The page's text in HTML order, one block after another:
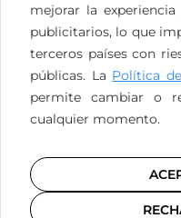
Privacidad
mejorar la
publicitarios, lo que
terceros países con
públicas. La Política
permite cambiar o
cualquier momento.